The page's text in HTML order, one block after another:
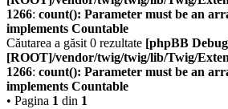
1266: count(): Parameter must be an
implements Countable
Căutarea a găsit 0 rezultate [phpBB
[ROOT]/vendor/twig/twig/lib/Twig/
1266: count(): Parameter must be an
implements Countable
• Pagina 1 din 1